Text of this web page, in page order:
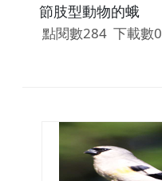
節肢型動物的蛾
點閱數284 下載數0